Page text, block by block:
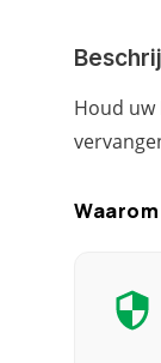
Houd